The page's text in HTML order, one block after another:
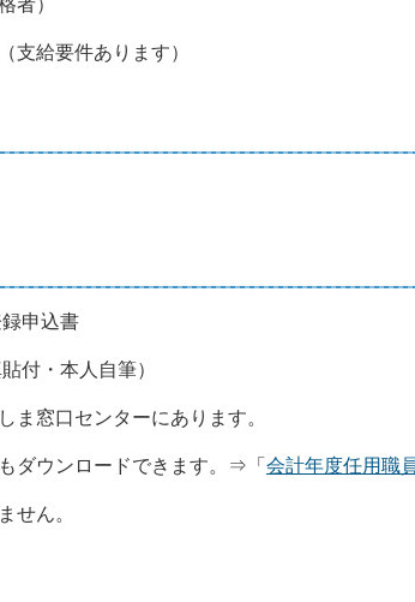
者）
給要件あります）
申込書
付・本人自筆）
ま窓口センターにあります。
ダウンロードできます。⇒「 会計年度任用職
せん。